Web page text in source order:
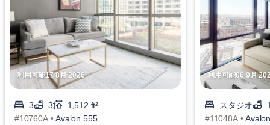
利用可能17 8月 2026
3 3
1,512 ft²
#10760A •Avalon 555
利用可能06 9月
スタジオ
#11048A •